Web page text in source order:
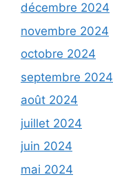
décembre 2024
novembre 2024
octobre 2024
septembre 2024
août 2024
juillet 2024
juin 2024
mai 2024